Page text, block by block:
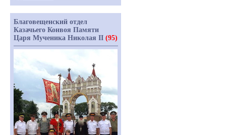
Благовещенский отдел
Казачьего Конвоя Памяти
Царя Мученика Николая II (95)